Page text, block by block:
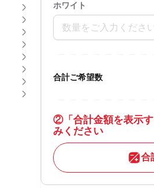
ホワイト
合計ご希望数
②「合計金額を表示
みください
合